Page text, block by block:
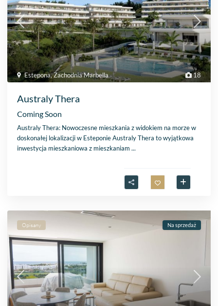
18
Estepona,Zachodnia Marbella
Australy Thera
Coming Soon
Australy Thera: Nowoczesne mieszkania z widokiem na morze w
doskonałej lokalizacji w Esteponie Australy Thera to wyjątkowa
inwestycja mieszkaniowa z mieszkaniam...
Opisany Na sprzedaż